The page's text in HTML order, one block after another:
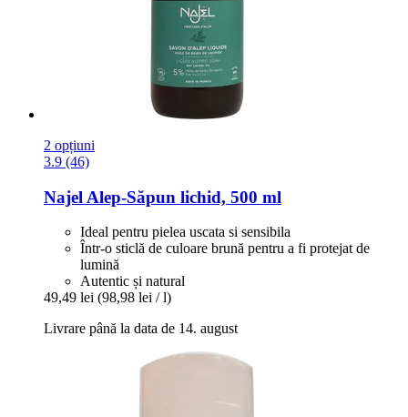
2 opțiuni
3.9 (46)
Najel Alep-​Săpun lichid, 500 ml
Ideal pentru pielea uscata si sensibila
Într-o sticlă de culoare brună pentru a fi protejat de
lumină
Autentic și natural
49,49 lei (98,98 lei / l)
Livrare până la data de 14. august